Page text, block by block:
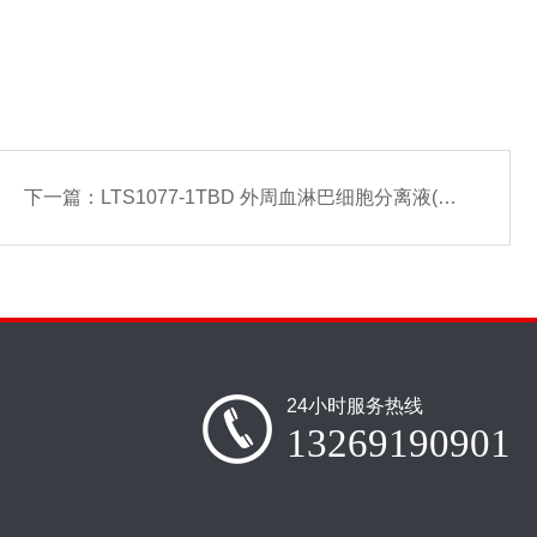
下一篇： LTS1077-1TBD 外周血淋巴细胞分离液(FICOLL配制)
24小时服务热线
13269190901